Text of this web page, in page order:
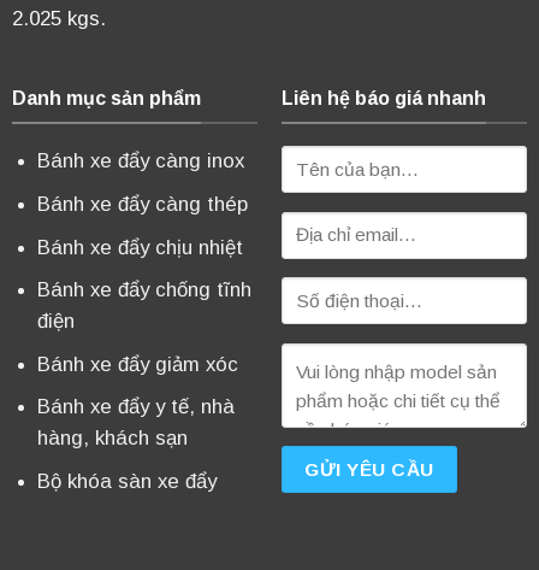
2.025 kgs.
Danh mục sản phẩm
Bánh xe đẩy càng inox
Bánh xe đẩy càng thép
Bánh xe đẩy chịu nhiệt
Bánh xe đẩy chống tĩnh
điện
Bánh xe đẩy giảm xóc
Bánh xe đẩy y tế, nhà
hàng, khách sạn
Bộ khóa sàn xe đẩy
Liên hệ báo giá nhanh